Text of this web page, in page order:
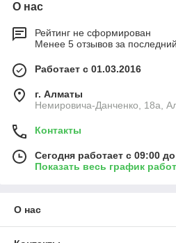
О нас
Рейтинг не сформирован
Менее 5 отзывов за
Работает с 01.03.2016
г. Алматы
Немировича-Данченко, 18а,
Контакты
Сегодня работает с 09:00
Показать весь график
О нас